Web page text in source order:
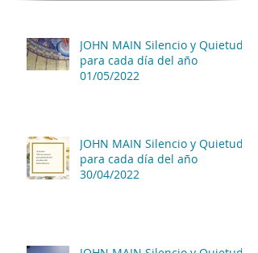
JOHN MAIN Silencio y Quietud
para cada día del año
01/05/2022
JOHN MAIN Silencio y Quietud
para cada día del año
30/04/2022